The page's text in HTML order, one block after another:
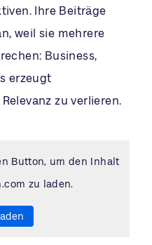
Ihre Beiträge
weil sie mehrere
Business,
erzeugt
zu verlieren.
Button, um den Inhalt
zu laden.